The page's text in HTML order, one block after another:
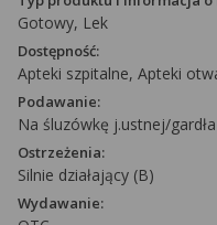
Gotowy, Lek
Dostępność:
Apteki szpitalne, Apteki
Podawanie:
Na śluzówkę j.ustnej/gardła
Ostrzeżenia:
Silnie działający (B)
Wydawanie: